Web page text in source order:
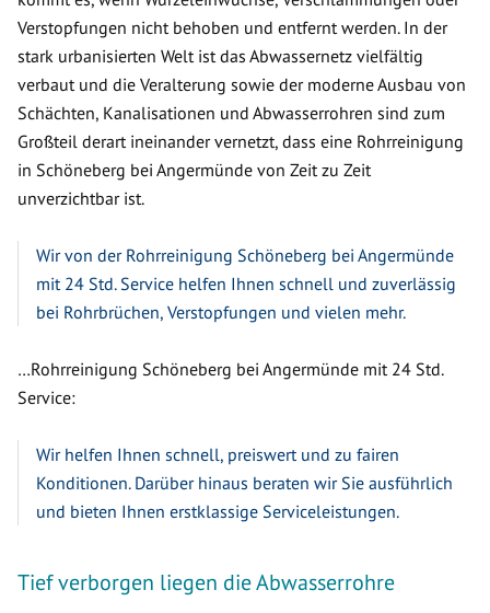
Verstopfungen nicht behoben und entfernt werden. In der
stark urbanisierten Welt ist das Abwassernetz vielfältig
verbaut und die Veralterung sowie der moderne Ausbau von
Schächten, Kanalisationen und Abwasserrohren sind zum
Großteil derart ineinander vernetzt, dass eine Rohrreinigung
in Schöneberg bei Angermünde von Zeit zu Zeit
unverzichtbar ist.
Wir von der Rohrreinigung Schöneberg bei Angermünde
mit 24 Std. Service helfen Ihnen schnell und zuverlässig
bei Rohrbrüchen, Verstopfungen und vielen mehr.
…Rohrreinigung Schöneberg bei Angermünde mit 24 Std.
Service:
Wir helfen Ihnen schnell, preiswert und zu fairen
Konditionen. Darüber hinaus beraten wir Sie ausführlich
und bieten Ihnen erstklassige Serviceleistungen.
Tief verborgen liegen die Abwasserrohre